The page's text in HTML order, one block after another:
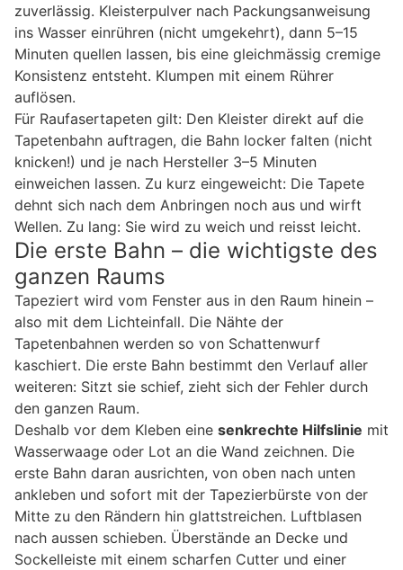
zuverlässig. Kleisterpulver nach Packungsanweisung
ins Wasser einrühren (nicht umgekehrt), dann 5–15
Minuten quellen lassen, bis eine gleichmässig cremige
Konsistenz entsteht. Klumpen mit einem Rührer
auflösen.
Für Raufasertapeten gilt: Den Kleister direkt auf die
Tapetenbahn auftragen, die Bahn locker falten (nicht
knicken!) und je nach Hersteller 3–5 Minuten
einweichen lassen. Zu kurz eingeweicht: Die Tapete
dehnt sich nach dem Anbringen noch aus und wirft
Wellen. Zu lang: Sie wird zu weich und reisst leicht.
Die erste Bahn – die wichtigste des
ganzen Raums
Tapeziert wird vom Fenster aus in den Raum hinein –
also mit dem Lichteinfall. Die Nähte der
Tapetenbahnen werden so von Schattenwurf
kaschiert. Die erste Bahn bestimmt den Verlauf aller
weiteren: Sitzt sie schief, zieht sich der Fehler durch
den ganzen Raum.
Deshalb vor dem Kleben eine senkrechte Hilfslinie mit
Wasserwaage oder Lot an die Wand zeichnen. Die
erste Bahn daran ausrichten, von oben nach unten
ankleben und sofort mit der Tapezierbürste von der
Mitte zu den Rändern hin glattstreichen. Luftblasen
nach aussen schieben. Überstände an Decke und
Sockelleiste mit einem scharfen Cutter und einer